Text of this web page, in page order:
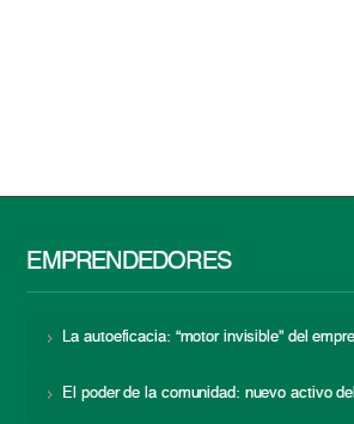
EMPRENDEDORES
La autoeficacia: “motor invisible” del
El poder de la comunidad: nuevo activo